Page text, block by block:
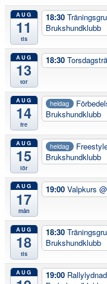
AUG
11
tis
18:30
Brukshundklubb
AUG
13
tor
18:30
AUG
14
fre
heldag
Brukshundklubb
AUG
15
lör
heldag
Brukshundklubb
AUG
17
mån
19:00 Valpkurs
AUG
18
tis
18:30
Brukshundklubb
AUG 19:00